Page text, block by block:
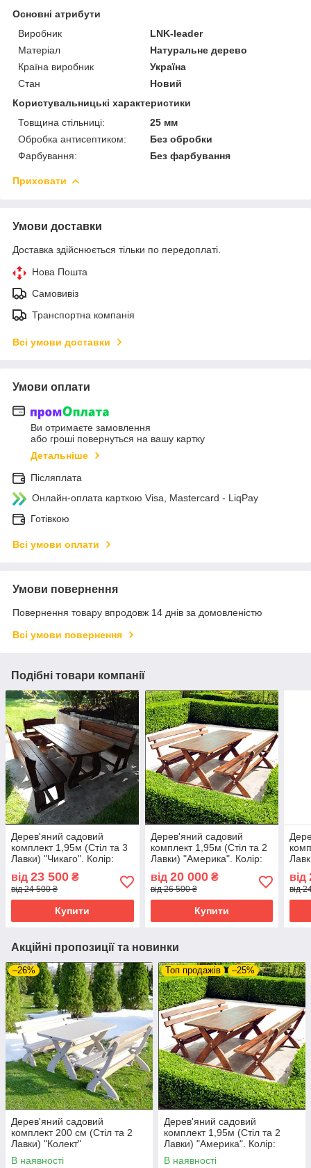
Основні атрибути
Виробник
LNK-leader
Матеріал
Натуральне дерево
Країна виробник
Україна
Стан
Новий
Користувальницькі характеристики
Товщина стільниці:
25 мм
Обробка антисептиком:
Без обробки
Фарбування:
Без фарбування
Приховати
Умови доставки
Доставка здійснюється тільки по передоплаті.
Нова Пошта
Самовивіз
Транспортна компанія
Всі умови доставки
Умови оплати
Ви отримаєте замовлення
або гроші повернуться на вашу картку
Детальніше
Післяплата
Онлайн-оплата карткою Visa, Mastercard - LiqPay
Готівкою
Всі умови оплати
Умови повернення
Повернення товару впродовж 14 днів за домовленістю
Всі умови повернення
Подібні товари компанії
Дерев'яний садовий
комплект 1,95м (Стіл та 3
Лавки) "Чикаго". Колір:
від 23 500 ₴
від 24 500 ₴
Купити
Дерев'яний садовий
комплект 1,95м (Стіл та 2
Лавки) "Америка". Колір:
від 20 000₴
від 26 500 ₴
Купити
від
від
Акційні пропозиції та новинки
–26%
Дерев'яний садовий
комплект 200 см (Стіл та 2
Лавки) "Колект"
В наявності
Топ продажів –25%
Дерев'яний садовий
комплект 1,95м (Стіл та 2
Лавки) "Америка". Колір:
Палісандр
В наявності